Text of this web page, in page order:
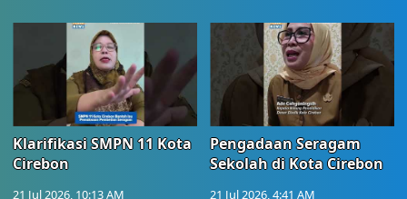
Klarifikasi SMPN 11 Kota
Cirebon
21 Jul 2026, 10:13 AM
Pengadaan Seragam
Sekolah di Kota Cirebon
21 Jul 2026, 4:41 AM